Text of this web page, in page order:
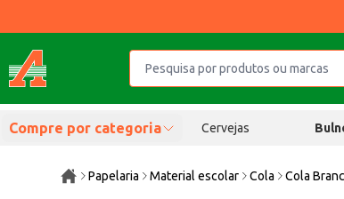
Compre por categoria Cervejas
Papelaria Material escolar Cola Cola